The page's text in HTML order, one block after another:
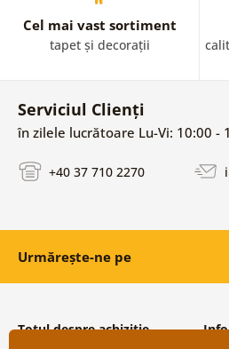
Cel mai vast sortiment
tapet și decorații
Serviciul Clienți
în zilele lucrătoare Lu-Vi: 10:00 -
+40 37 710 2270
Urmărește-ne pe
Totul despre achiziție